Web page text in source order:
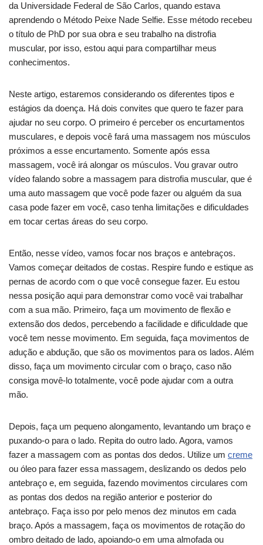
da Universidade Federal de São Carlos, quando estava
aprendendo o Método Peixe Nade Selfie. Esse método recebeu
o título de PhD por sua obra e seu trabalho na distrofia
muscular, por isso, estou aqui para compartilhar meus
conhecimentos.
Neste artigo, estaremos considerando os diferentes tipos e
estágios da doença. Há dois convites que quero te fazer para
ajudar no seu corpo. O primeiro é perceber os encurtamentos
musculares, e depois você fará uma massagem nos músculos
próximos a esse encurtamento. Somente após essa
massagem, você irá alongar os músculos. Vou gravar outro
vídeo falando sobre a massagem para distrofia muscular, que é
uma auto massagem que você pode fazer ou alguém da sua
casa pode fazer em você, caso tenha limitações e dificuldades
em tocar certas áreas do seu corpo.
Então, nesse vídeo, vamos focar nos braços e antebraços.
Vamos começar deitados de costas. Respire fundo e estique as
pernas de acordo com o que você consegue fazer. Eu estou
nessa posição aqui para demonstrar como você vai trabalhar
com a sua mão. Primeiro, faça um movimento de flexão e
extensão dos dedos, percebendo a facilidade e dificuldade que
você tem nesse movimento. Em seguida, faça movimentos de
adução e abdução, que são os movimentos para os lados. Além
disso, faça um movimento circular com o braço, caso não
consiga movê-lo totalmente, você pode ajudar com a outra
mão.
Depois, faça um pequeno alongamento, levantando um braço e
puxando-o para o lado. Repita do outro lado. Agora, vamos
fazer a massagem com as pontas dos dedos. Utilize um creme
ou óleo para fazer essa massagem, deslizando os dedos pelo
antebraço e, em seguida, fazendo movimentos circulares com
as pontas dos dedos na região anterior e posterior do
antebraço. Faça isso por pelo menos dez minutos em cada
braço. Após a massagem, faça os movimentos de rotação do
ombro deitado de lado, apoiando-o em uma almofada ou